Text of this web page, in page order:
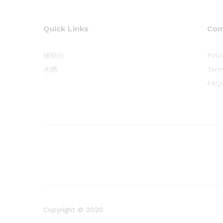
Quick Links
辅助台
水槽
Copyright © 2020